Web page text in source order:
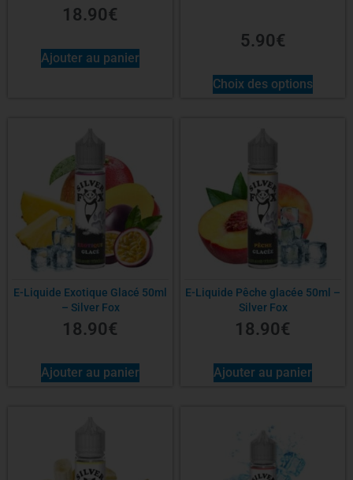
Silver Fox
18.90€
Ajouter au panier
5.90€
Choix des options
E-Liquide Exotique Glacé 50ml
– Silver Fox
18.90€
Ajouter au panier
E-Liquide Pêche glacée 50ml –
Silver Fox
18.90€
Ajouter au panier